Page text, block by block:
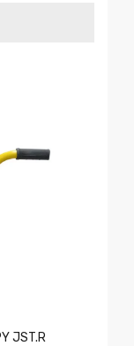
JST.R